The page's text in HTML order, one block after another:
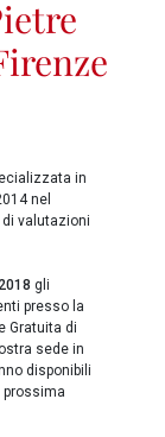
in
nel
valutazioni
gli
presso la
Gratuita di
sede in
disponibili